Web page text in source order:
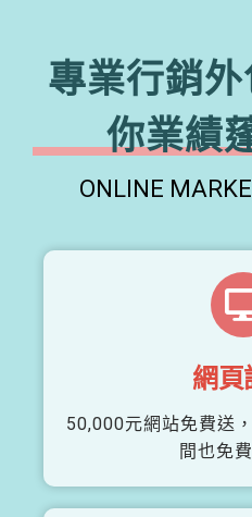
專業行銷
你業績
ONLINE
網頁
50,000元網站免費送
間也免